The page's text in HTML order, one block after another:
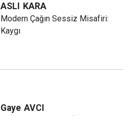
ASLI KARA
Modern Çağın Sessiz Misafiri:
Kaygı
Gaye AVCI